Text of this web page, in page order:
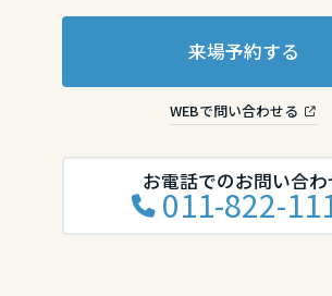
来場予約する
WEBで問い合わせる
お電話でのお問い合わ
011-822-
兵庫県
奈良県